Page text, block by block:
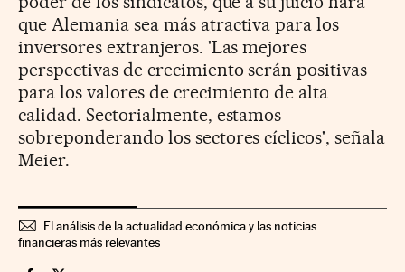
que Alemania sea más atractiva para los
inversores extranjeros. 'Las mejores
perspectivas de crecimiento serán positivas
para los valores de crecimiento de alta
calidad. Sectorialmente, estamos
sobreponderando los sectores cíclicos', señala
Meier.
El análisis de la actualidad económica y las noticias
financieras más relevantes